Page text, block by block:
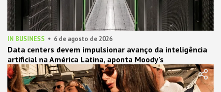
IN BUSINESS 6 de agosto de 2026
Data centers devem impulsionar avanço da inteligência
artificial na América Latina, aponta Moody’s